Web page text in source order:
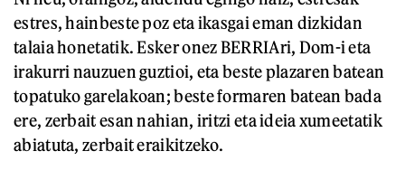
estres, hainbeste poz eta ikasgai eman dizkidan
talaia honetatik. Esker onez BERRIAri, Dom-i eta
irakurri nauzuen guztioi, eta beste plazaren batean
topatuko garelakoan; beste formaren batean bada
ere, zerbait esan nahian, iritzi eta ideia xumeetatik
abiatuta, zerbait eraikitzeko.